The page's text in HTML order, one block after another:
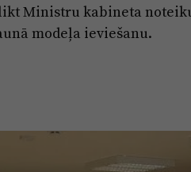
Ministru kabineta
modeļa ieviešanu.